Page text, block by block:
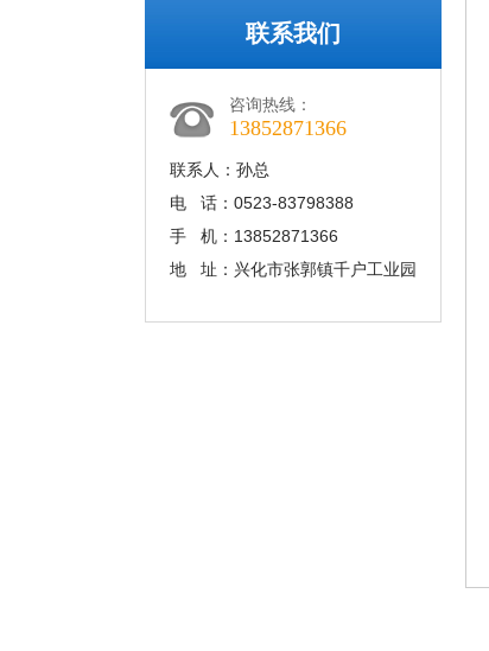
联系我们
咨询热线：
13852871366
联系人：孙总
电 话：0523-83798388
手 机：13852871366
地 址：兴化市张郭镇千户工业园